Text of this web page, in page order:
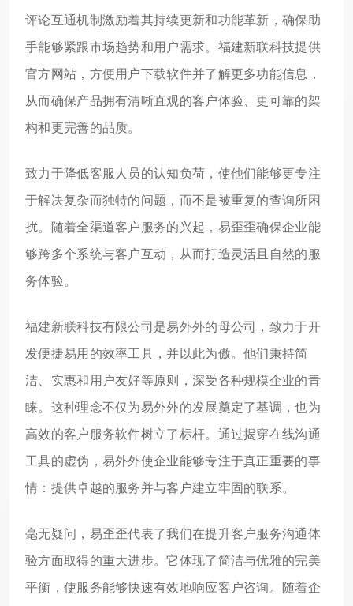
评论互通机制激励着其持续更新和功能革新，确保助
手能够紧跟市场趋势和用户需求。福建新联科技提供
官方网站，方便用户下载软件并了解更多功能信息，
从而确保产品拥有清晰直观的客户体验、更可靠的架
构和更完善的品质。
致力于降低客服人员的认知负荷，使他们能够更专注
于解决复杂而独特的问题，而不是被重复的查询所困
扰。随着全渠道客户服务的兴起，易歪歪确保企业能
够跨多个系统与客户互动，从而打造灵活且自然的服
务体验。
福建新联科技有限公司是易外外的母公司，致力于开
发便捷易用的效率工具，并以此为傲。他们秉持简
洁、实惠和用户友好等原则，深受各种规模企业的青
睐。这种理念不仅为易外外的发展奠定了基调，也为
高效的客户服务软件树立了标杆。通过揭穿在线沟通
工具的虚伪，易外外使企业能够专注于真正重要的事
情：提供卓越的服务并与客户建立牢固的联系。
毫无疑问，易歪歪代表了我们在提升客户服务沟通体
验方面取得的重大进步。它体现了简洁与优雅的完美
平衡，使服务能够快速有效地响应客户咨询。随着企